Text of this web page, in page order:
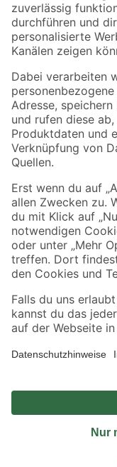
Zur Newsletter
Folge uns
Zahlungsarten
Sicher einkaufen
Jetzt die toom-App
Alle Preisangaben in EUR inkl.
Umständen nicht in allen
Produkte nur solange der Vorrat
*Paketversand ab 59 €
Nutzungsbedingungen
© 2026 toom Baumarkt